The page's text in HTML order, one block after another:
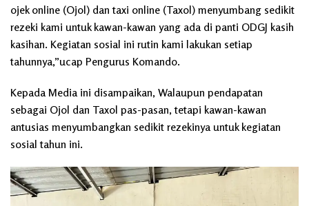
ojek online (Ojol) dan taxi online (Taxol) menyumbang sedikit
rezeki kami untuk kawan-kawan yang ada di panti ODGJ kasih
kasihan. Kegiatan sosial ini rutin kami lakukan setiap
tahunnya,”ucap Pengurus Komando.
Kepada Media ini disampaikan, Walaupun pendapatan
sebagai Ojol dan Taxol pas-pasan, tetapi kawan-kawan
antusias menyumbangkan sedikit rezekinya untuk kegiatan
sosial tahun ini.